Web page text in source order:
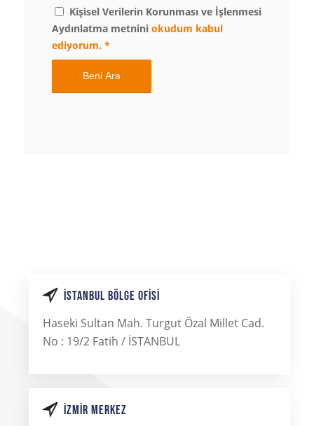
Kişisel Verilerin Korunması ve İşlenmesi
Aydınlatma metnini okudum kabul
ediyorum. *
İSTANBUL BÖLGE OFISI
Haseki Sultan Mah. Turgut Özal Millet Cad.
No : 19/2 Fatih / İSTANBUL
İZMIR MERKEZ